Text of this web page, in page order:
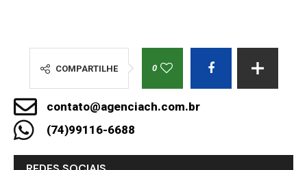
COMPARTILHE 0
contato@agenciach.com.br
(74)99116-6688